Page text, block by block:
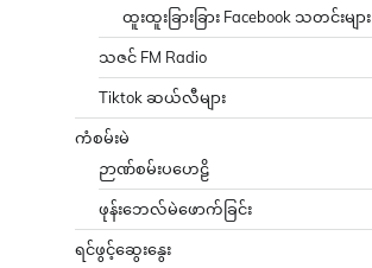
ထူးထူးခြားခြား Facebook သတင်းများ
သဇင် FM Radio
Tiktok ဆယ်လီများ
ကံစမ်းမဲ
ဉာဏ်စမ်းပဟေဠိ
ဖုန်းဘေလ်မဲဖောက်ခြင်း
ရင်ဖွင့်ဆွေးနွေး